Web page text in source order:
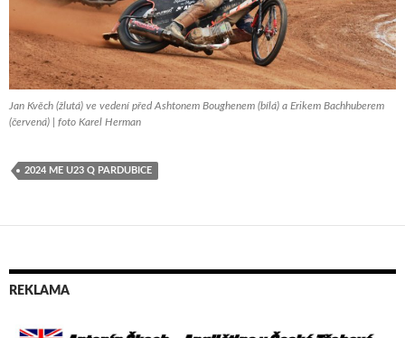
Jan Kvěch (žlutá) ve vedení před Ashtonem Boughenem (bílá) a Erikem Bachhuberem
(červená) | foto Karel Herman
2024 ME U23 Q PARDUBICE
REKLAMA